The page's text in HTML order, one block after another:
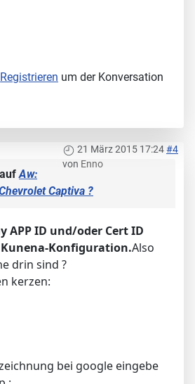
Registrieren um der Konversation
21 März 2015 17:24#4
von Enno
Aw:
Captiva ?
APP ID und/oder Cert ID
Konfiguration.Also
drin sind ?
kerzen:
bei google eingebe